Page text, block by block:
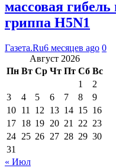
массовая гибель
гриппа H5N1
Газета.Ru6 месяцев ago 0
Август 2026
Пн Вт Ср Чт Пт Сб Вс
1
2
3
4 5 6 7 8
9
10 11 12 13 14 15 16
17 18 19 20 21 22 23
24 25 26 27 28 29 30
31
« Июл